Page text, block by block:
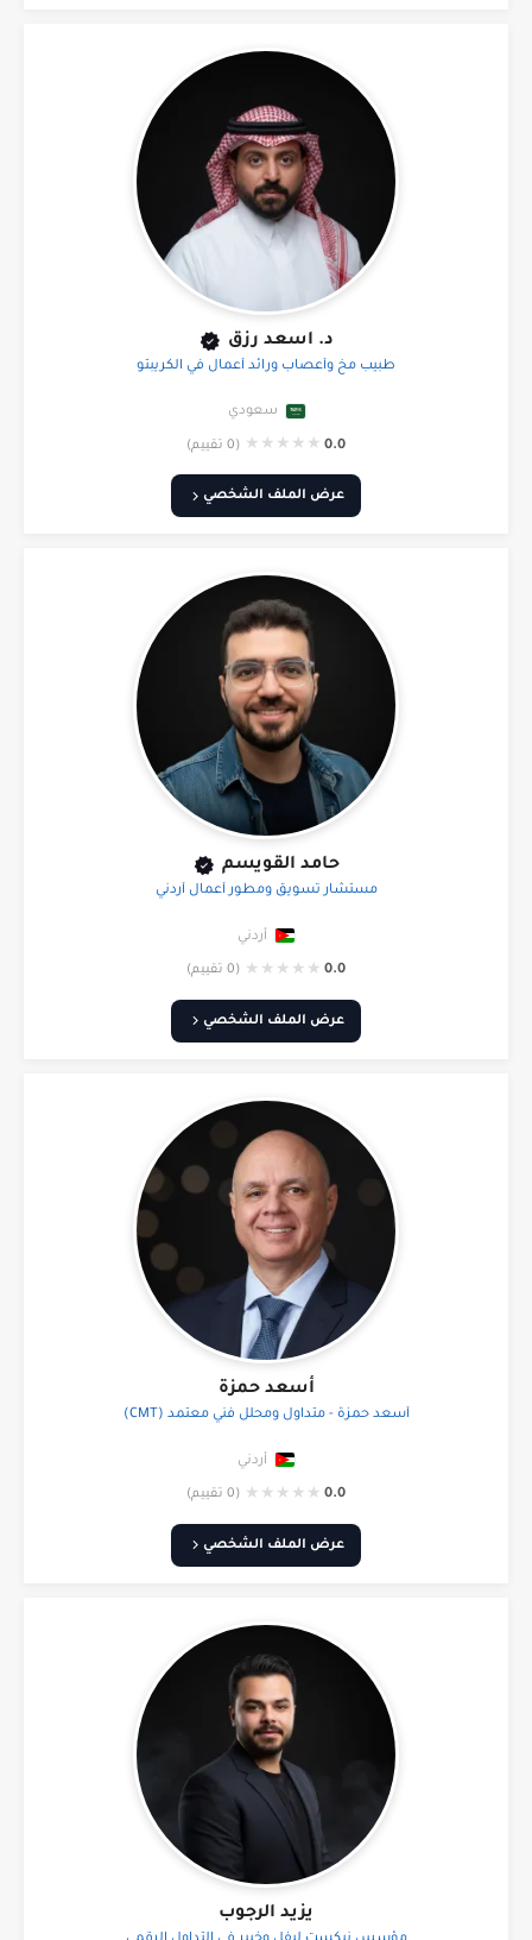
د. اسعد رزق
طبيب مخ وأعصاب ورائد أعمال في الكريبتو
سعودي
0.0
★
★
★
★
★ (0 تقييم)
عرض الملف الشخصي
حامد القويسم
مستشار تسويق ومطور أعمال أردني
أردني
0.0
★
★
★
★
★ (0 تقييم)
عرض الملف الشخصي
أسعد حمزة
أسعد حمزة - متداول ومحلل فني معتمد (CMT)
أردني
0.0
★
★
★
★
★ (0 تقييم)
عرض الملف الشخصي
يزيد الرجوب